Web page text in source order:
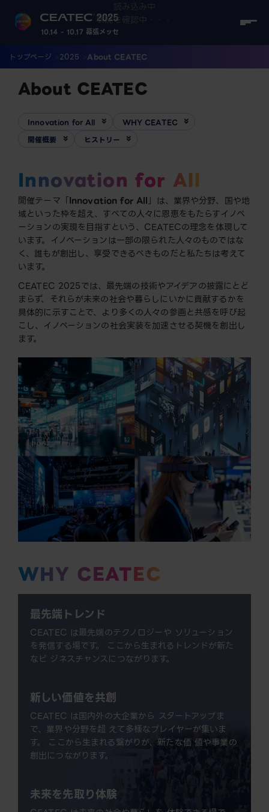
読み込み中
状況を確認中・・・
10.14 - 10.17 幕張メッセ
トップページ 2025 About CEATEC
About CEATEC
Innovation for All
WHY CEATEC
開催概要
ヒストリー
Innovation for All
開催テーマ「Innovation for All」は、業界や分野、国や地
域といった枠を超え、すべての人々に恩恵をもたらすイノベ
ーションの実現を目指すという、CEATECの理念を体現して
います。イノベーションは一部の限られた人々のものではな
く、誰もが創出し、享受できるべきものだと私たちは考えて
います。
CEATEC 2025では、最先端の技術やアイデアの披露にとど
まらず、それらが未来の社会や暮らしにいかに貢献するかを
具体的に示すことで、より多くの人々の参画と共感を呼び起
こし、イノベーションの社会実装を加速させる契機を創出し
ます。
WHY CEATEC
最先端トレンド
CEATEC は最先端のテクノロジーや ソリューション
を発信する場です。 ここから生まれるトレンドが新た
なビ ジネスチャンスにつながります。
新しい価値を共創
CEATEC は国内外の大企業から スタートアップま
で、業界や分野を超 えて多様なプレイヤーが集いま
す。 ここから生まれる繋がりが、新たな価 値や事業の
創出につながります。
未来を先取り体験